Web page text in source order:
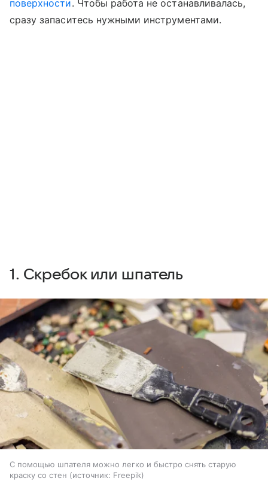
поверхности. Чтобы работа не останавливалась,
сразу запаситесь нужными инструментами.
1. Скребок или шпатель
С помощью шпателя можно легко и быстро снять старую
краску со стен
источник: Freepik